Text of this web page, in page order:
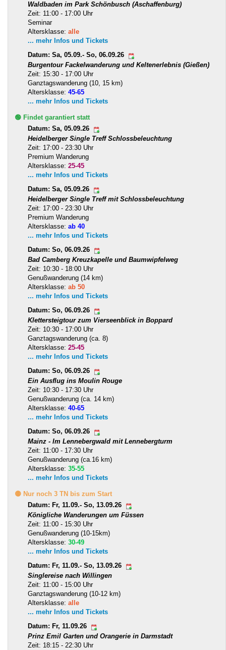
Waldbaden im Park Schönbusch (Aschaffenburg)
Zeit: 11:00 - 17:00 Uhr
Seminar
Altersklasse: alle
... mehr Infos und Tickets
Datum: Sa, 05.09.- So, 06.09.26
Burgentour Fackelwanderung und Keltenerlebnis (Gießen)
Zeit: 15:30 - 17:00 Uhr
Ganztagswanderung (10, 15 km)
Altersklasse: 45-65
... mehr Infos und Tickets
🟢 Findet garantiert statt
Datum: Sa, 05.09.26
Heidelberger Single Treff Schlossbeleuchtung
Zeit: 17:00 - 23:30 Uhr
Premium Wanderung
Altersklasse: 25-45
... mehr Infos und Tickets
Datum: Sa, 05.09.26
Heidelberger Single Treff mit Schlossbeleuchtung
Zeit: 17:00 - 23:30 Uhr
Premium Wanderung
Altersklasse: ab 40
... mehr Infos und Tickets
Datum: So, 06.09.26
Bad Camberg Kreuzkapelle und Baumwipfelweg
Zeit: 10:30 - 18:00 Uhr
Genußwanderung (14 km)
Altersklasse: ab 50
... mehr Infos und Tickets
Datum: So, 06.09.26
Klettersteigtour zum Vierseenblick in Boppard
Zeit: 10:30 - 17:00 Uhr
Ganztagswanderung (ca. 8)
Altersklasse: 25-45
... mehr Infos und Tickets
Datum: So, 06.09.26
Ein Ausflug ins Moulin Rouge
Zeit: 10:30 - 17:30 Uhr
Genußwanderung (ca. 14 km)
Altersklasse: 40-65
... mehr Infos und Tickets
Datum: So, 06.09.26
Mainz - Im Lennebergwald mit Lennebergturm
Zeit: 11:00 - 17:30 Uhr
Genußwanderung (ca.16 km)
Altersklasse: 35-55
... mehr Infos und Tickets
🟡 Nur noch 3 TN bis zum Start
Datum: Fr, 11.09.- So, 13.09.26
Königliche Wanderungen um Füssen
Zeit: 11:00 - 15:30 Uhr
Genußwanderung (10-15km)
Altersklasse: 30-49
... mehr Infos und Tickets
Datum: Fr, 11.09.- So, 13.09.26
Singlereise nach Willingen
Zeit: 11:00 - 15:00 Uhr
Ganztagswanderung (10-12 km)
Altersklasse: alle
... mehr Infos und Tickets
Datum: Fr, 11.09.26
Prinz Emil Garten und Orangerie in Darmstadt
Zeit: 18:15 - 22:30 Uhr